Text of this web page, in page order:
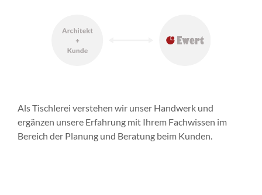
Als Tischlerei verstehen wir unser Handwerk und
ergänzen unsere Erfahrung mit Ihrem Fachwissen im
Bereich der Planung und Beratung beim Kunden.